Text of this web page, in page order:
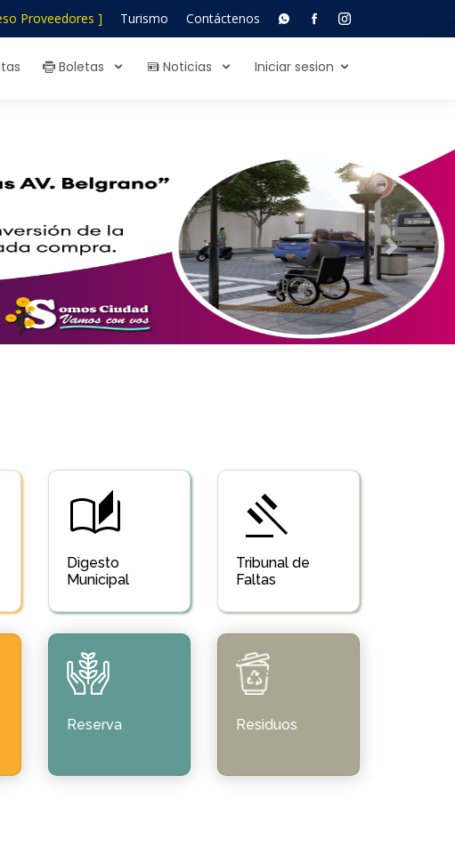
Proveedores ] Turismo Contáctenos
Boletas Noticias Iniciar sesion
Next
auto_stories
Digesto
Municipal
gavel
Tribunal de
Faltas
Reserva Residuos